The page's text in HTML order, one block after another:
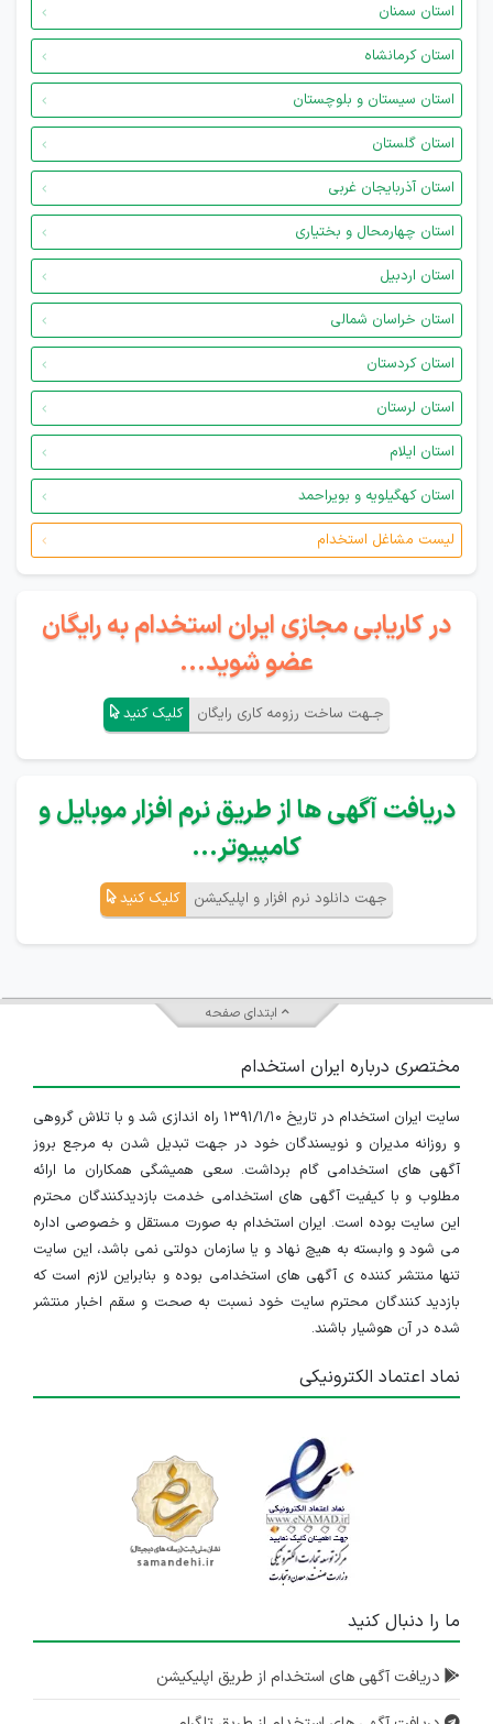
استان سمنان
استان کرمانشاه
استان سیستان و بلوچستان
استان گلستان
استان آذربایجان غربی
استان چهارمحال و بختیاری
استان اردبیل
استان خراسان شمالی
استان کردستان
استان لرستان
استان ایلام
استان کهگیلویه و بویراحمد
لیست مشاغل استخدام
در کاریابی مجازی ایران استخدام به رایگان
عضو شوید...
جـهت ساخت رزومه کاری رایگان کلیک کنید
دریافت آگهی ها از طریق نرم افزار موبایل و
کامپیوتر...
جهت دانلود نرم افزار و اپلیکیشن کلیک کنید
ابتدای صفحه
مختصری درباره ایران استخدام
سایت ایران استخدام در تاریخ ۱۳۹۱/۱/۱۰ راه اندازی شد و با تلاش گروهی
و روزانه مدیران و نویسندگان خود در جهت تبدیل شدن به مرجع بروز
آگهی های استخدامی گام برداشت. سعی همیشگی همکاران ما ارائه
مطلوب و با کیفیت آگهی های استخدامی خدمت بازدیدکنندگان محترم
این سایت بوده است. ایران استخدام به صورت مستقل و خصوصی اداره
می شود و وابسته به هیچ نهاد و یا سازمان دولتی نمی باشد، این سایت
تنها منتشر کننده ی آگهی های استخدامی بوده و بنابراین لازم است که
بازدید کنندگان محترم سایت خود نسبت به صحت و سقم اخبار منتشر
شده در آن هوشیار باشند.
نماد اعتماد الکترونیکی
ما را دنبال کنید
دریافت آگهی های استخدام از طریق اپلیکیشن